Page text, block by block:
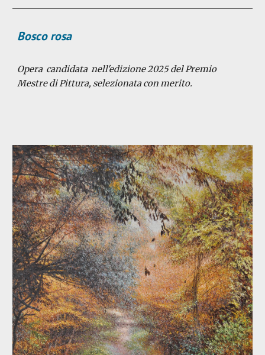
Bosco rosa
Opera candidata nell'edizione 2025del Premio
Mestre di Pittura, selezionata con merito.